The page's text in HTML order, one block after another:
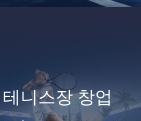
니스장 창업